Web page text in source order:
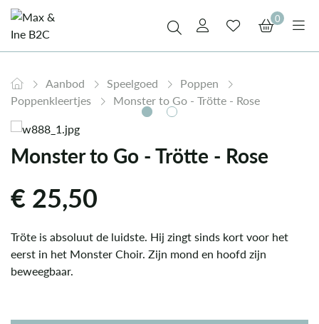
0
Aanbod Speelgoed
Poppen
Poppenkleertjes
Monster to Go - Trötte - Rose
Monster to Go - Trötte - Rose
€25,50
Tröte is absoluut de luidste. Hij zingt sinds kort voor het
eerst in het Monster Choir. Zijn mond en hoofd zijn
beweegbaar.